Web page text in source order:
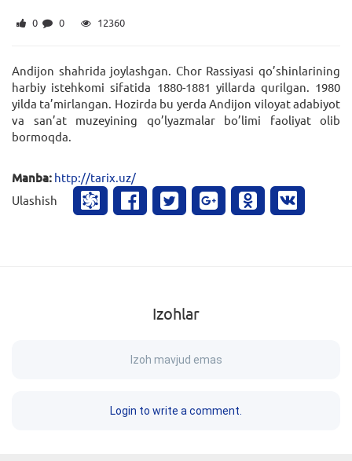
0 0 12360
Andijon shahrida joylashgan. Chor Rassiyasi qo’shinlarining
harbiy istehkomi sifatida 1880-1881 yillarda qurilgan. 1980
yilda ta’mirlangan. Hozirda bu yerda Andijon viloyat adabiyot
va san’at muzeyining qo’lyazmalar bo’limi faoliyat olib
bormoqda.
Manba: http://tarix.uz/
Ulashish
Izohlar
Izoh mavjud emas
Login to write a comment.